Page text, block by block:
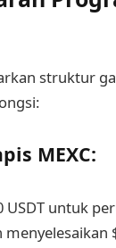
struktur
MEXC:
USDT untuk